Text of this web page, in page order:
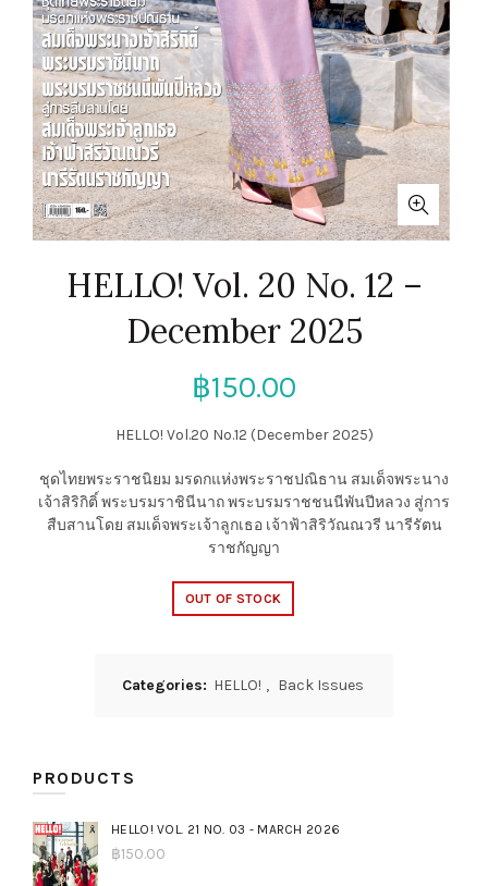
HELLO! Vol. 20 No. 12 –
December 2025
฿150.00
HELLO! Vol.20 No.12 (December 2025)
ชุดไทยพระราชนิยม มรดกแห่งพระราชปณิธาน สมเด็จพระนาง
เจ้าสิริกิติ์ พระบรมราชินีนาถ พระบรมราชชนนีพันปีหลวง สู่การ
สืบสานโดย สมเด็จพระเจ้าลูกเธอ เจ้าฟ้าสิริวัณณวรี นารีรัตน
ราชกัญญา
OUT OF STOCK
Categories: HELLO! , Back Issues
PRODUCTS
HELLO! VOL. 21 NO. 03 - MARCH 2026
฿150.00